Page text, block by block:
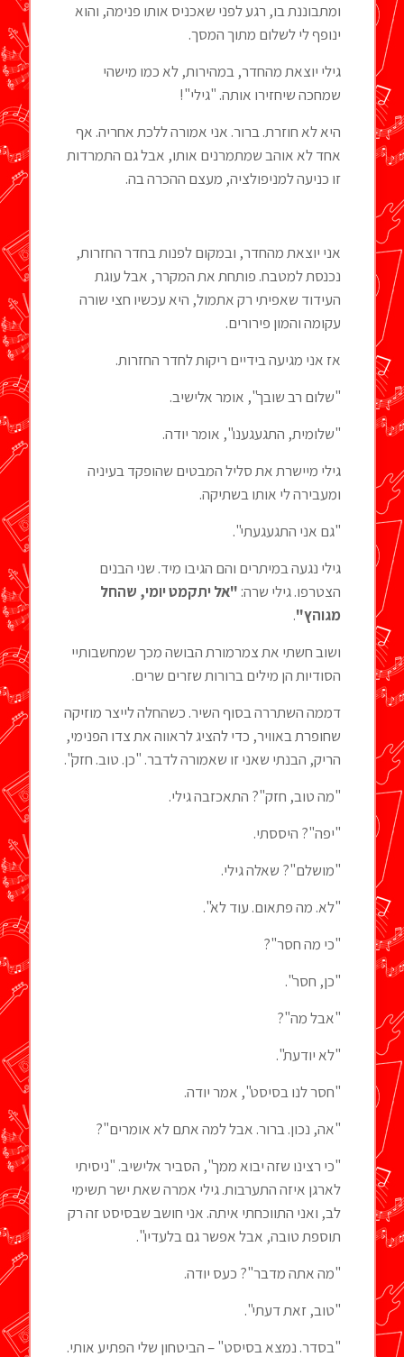
ומתבוננת בו, רגע לפני שאכניס אותו פנימה, והוא
ינופף לי לשלום מתוך המסך.
גילי יוצאת מהחדר, במהירות, לא כמו מישהי
שמחכה שיחזירו אותה. "גילי"!
היא לא חוזרת. ברור. אני אמורה ללכת אחריה. אף
אחד לא אוהב שמתמרנים אותו, אבל גם התמרדות
זו כניעה למניפולציה, מעצם ההכרה בה.
אני יוצאת מהחדר, ובמקום לפנות בחדר החזרות,
נכנסת למטבח. פותחת את המקרר, אבל עוגת
העידוד שאפיתי רק אתמול, היא עכשיו חצי שורה
עקומה והמון פירורים.
אז אני מגיעה בידיים ריקות לחדר החזרות.
"שלום רב שובך", אומר אלישיב.
"שלומית, התגעגענו", אומר יודה.
גילי מיישרת את סליל המבטים שהופקד בעיניה
ומעבירה לי אותו בשתיקה.
"גם אני התגעגעתי".
גילי נגעה במיתרים והם הגיבו מיד. שני הבנים
הצטרפו. גילי שרה: "אל יתקמט יומי, שהחל
מגוהץ".
ושוב חשתי את צמרמורת הבושה מכך שמחשבותיי
הסודיות הן מילים ברורות שזרים שרים.
דממה השתררה בסוף השיר. כשהחלה לייצר מוזיקה
שחופרת באוויר, כדי להציג לראווה את צדו הפנימי,
הריק, הבנתי שאני זו שאמורה לדבר. "כן. טוב. חזק".
"מה טוב, חזק"? התאכזבה גילי.
"יפה"? היססתי.
"מושלם"? שאלה גילי.
"לא. מה פתאום. עוד לא".
"כי מה חסר"?
"כן, חסר".
"אבל מה"?
"לא יודעת".
"חסר לנו בסיסט", אמר יודה.
"אה, נכון. ברור. אבל למה אתם לא אומרים"?
"כי רצינו שזה יבוא ממך", הסביר אלישיב. "ניסיתי
לארגן איזה התערבות. גילי אמרה שאת ישר תשימי
לב, ואני התווכחתי איתה. אני חושב שבסיסט זה רק
תוספת טובה, אבל אפשר גם בלעדיו".
"מה אתה מדבר"? כעס יודה.
"טוב, זאת דעתי".
"בסדר. נמצא בסיסט" – הביטחון שלי הפתיע אותי.